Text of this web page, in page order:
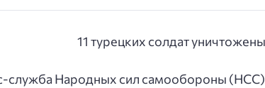
служба Народных сил самообороны (НСС)